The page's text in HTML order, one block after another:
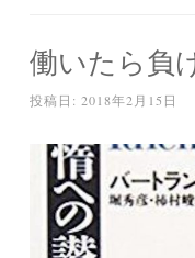
働いたら負
投稿日: 2018年2月15日